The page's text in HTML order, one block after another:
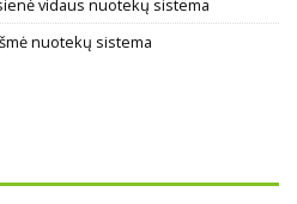
vidaus nuotekų sistema
nuotekų sistema